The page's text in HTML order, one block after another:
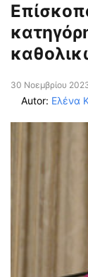
30 Νοεμβρίου
Autor: Ελένα